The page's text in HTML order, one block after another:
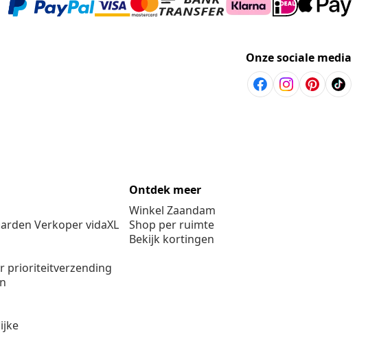
Onze sociale media
Verkoper vidaXL
prioriteitverzending
Ontdek meer
Winkel Zaandam
Shop per ruimte
Bekijk kortingen